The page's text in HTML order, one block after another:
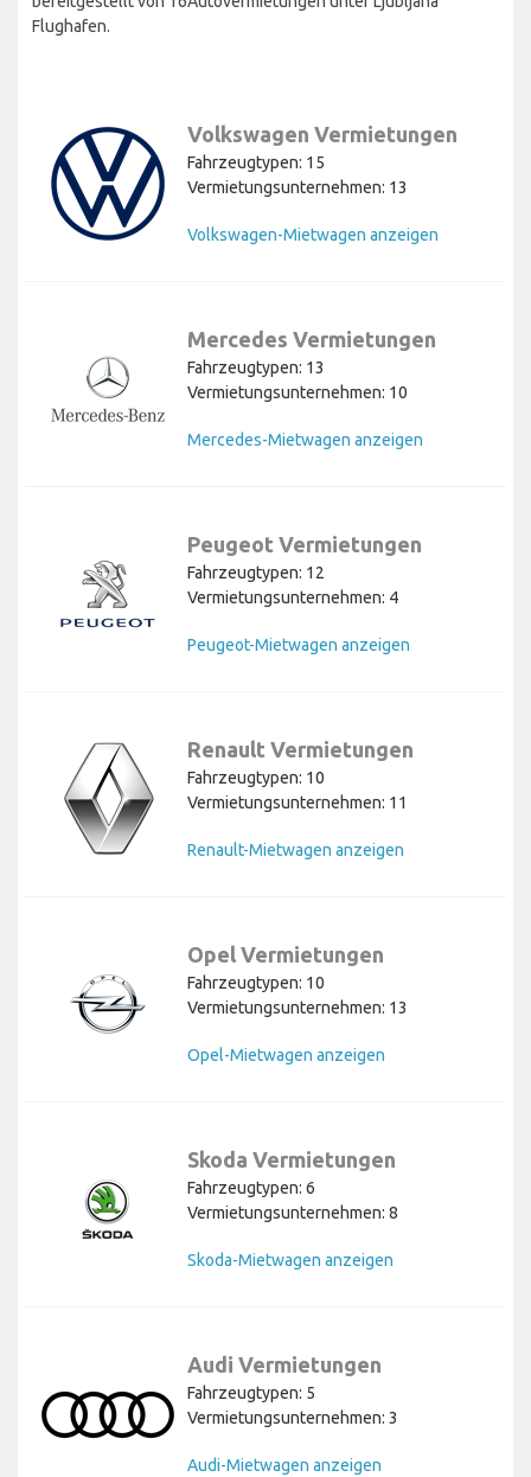
Flughafen.
Volkswagen Vermietungen
Fahrzeugtypen: 15
Vermietungsunternehmen: 13
Volkswagen-Mietwagen anzeigen
Mercedes Vermietungen
Fahrzeugtypen: 13
Vermietungsunternehmen: 10
Mercedes-Mietwagen anzeigen
Peugeot Vermietungen
Fahrzeugtypen: 12
Vermietungsunternehmen: 4
Peugeot-Mietwagen anzeigen
Renault Vermietungen
Fahrzeugtypen: 10
Vermietungsunternehmen: 11
Renault-Mietwagen anzeigen
Opel Vermietungen
Fahrzeugtypen: 10
Vermietungsunternehmen: 13
Opel-Mietwagen anzeigen
Skoda Vermietungen
Fahrzeugtypen: 6
Vermietungsunternehmen: 8
Skoda-Mietwagen anzeigen
Audi Vermietungen
Fahrzeugtypen: 5
Vermietungsunternehmen: 3
Audi-Mietwagen anzeigen